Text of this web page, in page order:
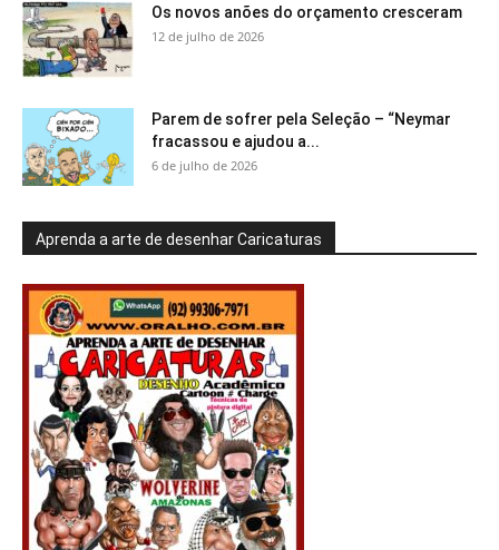
Os novos anões do orçamento cresceram
12 de julho de 2026
Parem de sofrer pela Seleção – “Neymar
fracassou e ajudou a...
6 de julho de 2026
Aprenda a arte de desenhar Caricaturas